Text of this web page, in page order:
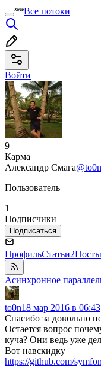
Все потоки
Войти
9
Карма
Александр Смага
Пользователь
1
Подписчики
Подписаться
ПрофильСтатьи2Посты
Асинхронное
to0n18 мар 2016 в 06:43
Спасибо за довольно
Остается вопрос
куча? Они ведь уже
Вот навскидку
https://github.com/